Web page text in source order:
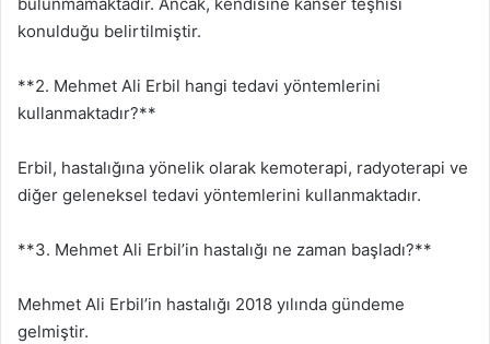
konulduğu belirtilmiştir.
**2. Mehmet Ali Erbil hangi tedavi yöntemlerini
kullanmaktadır?**
Erbil, hastalığına yönelik olarak kemoterapi, radyoterapi ve
diğer geleneksel tedavi yöntemlerini kullanmaktadır.
**3. Mehmet Ali Erbil’in hastalığı ne zaman başladı?**
Mehmet Ali Erbil’in hastalığı 2018 yılında gündeme
gelmiştir.